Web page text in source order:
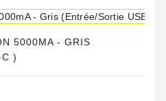
5000MA - GRIS
)